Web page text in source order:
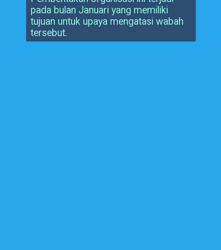
pada bulan Januari yang memiliki
tujuan untuk upaya mengatasi wabah
tersebut.